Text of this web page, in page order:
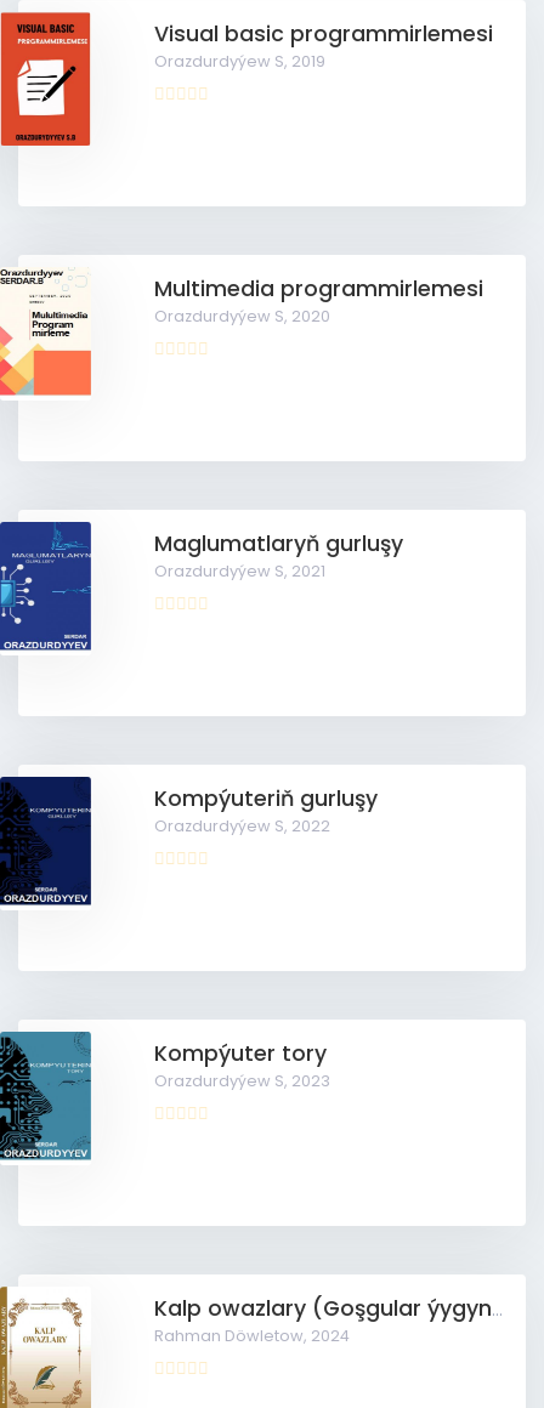
Visual basic programmirlemesi
Orazdurdyýew S, 2019
Multimedia programmirlemesi
Orazdurdyýew S, 2020
Maglumatlaryň gurluşy
Orazdurdyýew S, 2021
Kompýuteriň gurluşy
Orazdurdyýew S, 2022
Kompýuter tory
Orazdurdyýew S, 2023
Kalp owazlary (Goşgular ýygyndysy)
Rahman Döwletow, 2024